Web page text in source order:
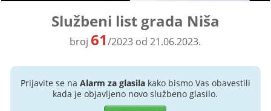
Službeni list grada Niša
broj61/2023 od 21.06.2023.
Prijavite se na Alarm za glasilakako bismo Vas obavestili
kada je objavljeno novo službeno glasilo.